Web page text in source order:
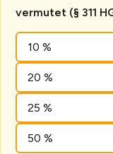
vermutet (§ 311
10 %
20 %
25 %
50 %